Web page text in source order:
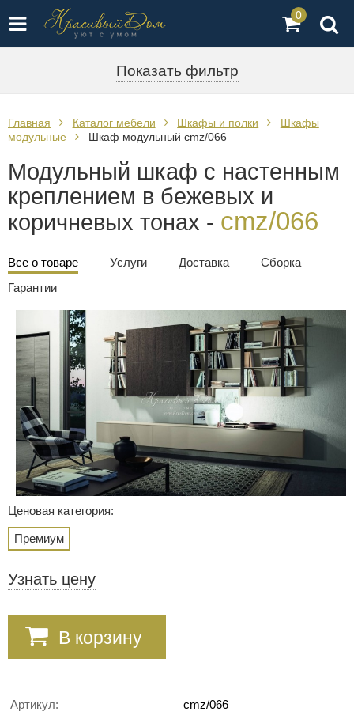
0
Показать фильтр
Главная Каталог мебели Шкафы и полки
Шкафы
модульные
Шкаф модульный cmz/066
Модульный шкаф с настенным
креплением в бежевых и
коричневых тонах - cmz/066
Все о товаре Услуги Доставка
Сборка
Гарантии
Ценовая категория:
Премиум
Узнать цену
В корзину
Артикул: cmz/066